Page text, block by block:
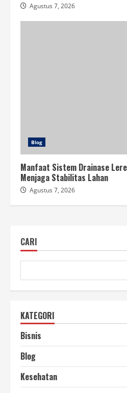
Agustus 7, 2026
Blog
Manfaat Sistem Drainase
Menjaga Stabilitas Lahan
Agustus 7, 2026
CARI
KATEGORI
Bisnis
Blog
Kesehatan